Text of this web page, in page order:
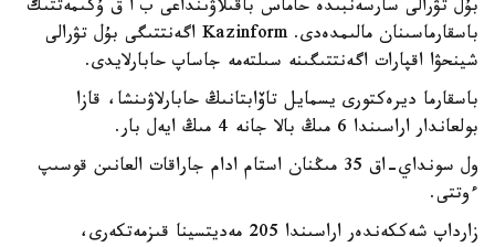
بۇل تۋرالى سارسەنبىدە حاماس باقىلاۋىنداعى ب ا ق ۇكىمەتتىك
باسقارماسىنان مالىمدەدى. Kazinform اگەنتتىگى بۇل تۋرالى
شينحۋا اقپارات اگەنتتىگىنە سىلتەمە جاساپ حابارلايدى.
باسقارما ديرەكتورى يسمايل تاۆابتانىڭ حابارلاۋىنشا، قازا
بولعاندار اراسىندا 6 مىڭ بالا جانە 4 مىڭ ايەل بار.
ول سونداي-اق 35 مىڭنان استام ادام جاراقات العانىن قوسىپ
ءوتتى.
زارداپ شەككەندەر اراسىندا 205 مەديتسينا قىزمەتكەرى،